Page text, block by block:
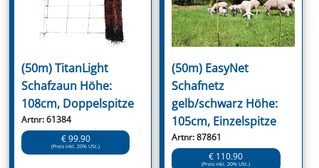
(50m) TitanLight
Schafzaun Höhe:
108cm, Doppelspitze
Artnr: 61384
€ 99.90
(Preis inkl. 20% USt.)
(50m) EasyNet
Schafnetz
gelb/schwarz Höhe:
105cm, Einzelspitze
Artnr: 87861
€ 110.90
(Preis inkl. 20% USt.)